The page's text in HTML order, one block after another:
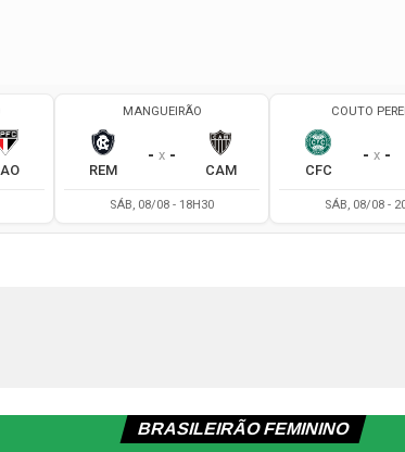
BRASILEIRÃO FEMININO